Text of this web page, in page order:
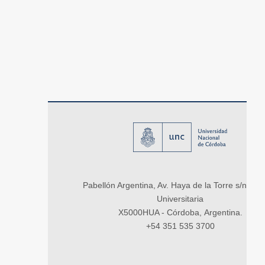
Pabellón Argentina, Av. Haya de la Torre s/n,
Universitaria
X5000HUA - Córdoba, Argentina.
+54 351 535 3700